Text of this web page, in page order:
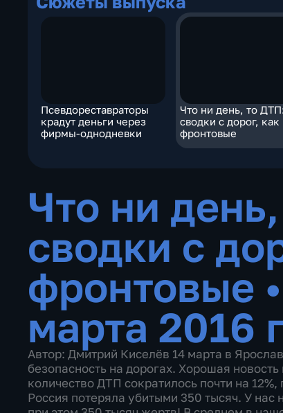
Псевдореставраторы
крадут деньги через
фирмы-однодневки
Что ни день, то
сводки с дорог, как
фронтовые
Что ни
сводки с
фронтовые •
марта 2016
Автор: Дмитрий Киселёв 14 марта в
безопасность на дорогах. Хорошая
количество ДТП сократилось почти на
Россия потеряла убитыми 350 тысяч. У